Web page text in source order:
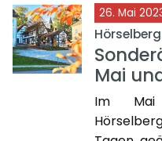
26. Mai
Mai
Im